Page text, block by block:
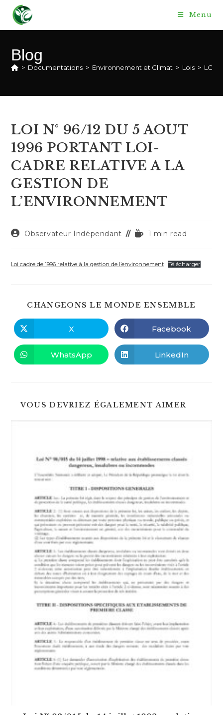
content
Menu
Blog
> Documentations > Environnement et Climat > Lois > LOI
LOI N° 96/12 DU 5 AOUT
1996 PORTANT LOI-
CADRE RELATIVE A LA
GESTION DE
L’ENVIRONNEMENT
Auteur/autrice
publication :
Observateur Indépendant
Temps1 min read
Loi cadre de 1996 relative à la gestion de l’environnement Télécharger
CHANGEONS LE MONDE ENSEMBLE
Ouvrir
dans
une
autre
fenêtre
X Ouvrir
dans
une
autre
fenêtre
Facebook
Ouvrir
dans
WhatsApp Ouvrir
dans
LinkedIn
VOUS DEVRIEZ ÉGALEMENT AIMER